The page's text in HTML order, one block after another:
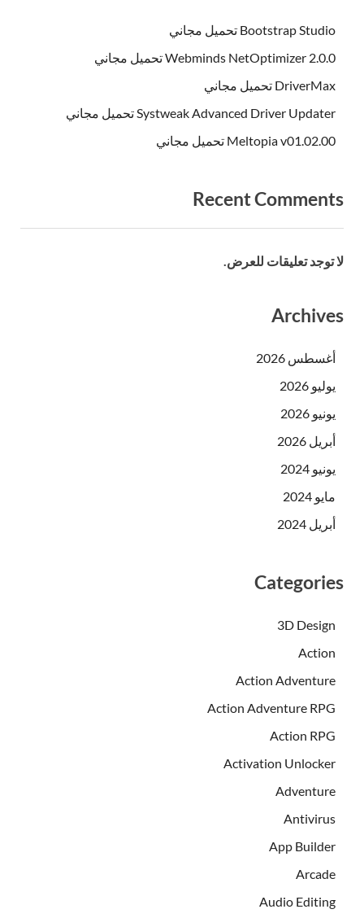
Bootstrap Studio تحميل مجاني
Webminds NetOptimizer 2.0.0 تحميل مجاني
DriverMax تحميل مجاني
Systweak Advanced Driver Updater تحميل مجاني
Meltopia v01.02.00 تحميل مجاني
Recent Comments
لا توجد تعليقات للعرض.
Archives
أغسطس 2026
يوليو 2026
يونيو 2026
أبريل 2026
يونيو 2024
مايو 2024
أبريل 2024
Categories
3D Design
Action
Action Adventure
Action Adventure RPG
Action RPG
Activation Unlocker
Adventure
Antivirus
App Builder
Arcade
Audio Editing